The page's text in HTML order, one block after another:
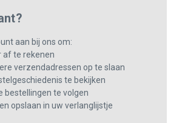
aan bij ons om:
af te rekenen
verzendadressen op te slaan
te bekijken
bestellingen te volgen
opslaan in uw verlanglijstje